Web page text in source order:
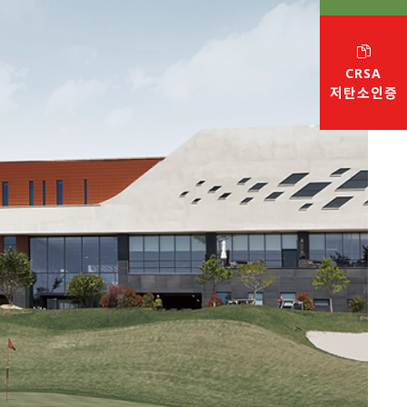
CRSA
저탄소인증